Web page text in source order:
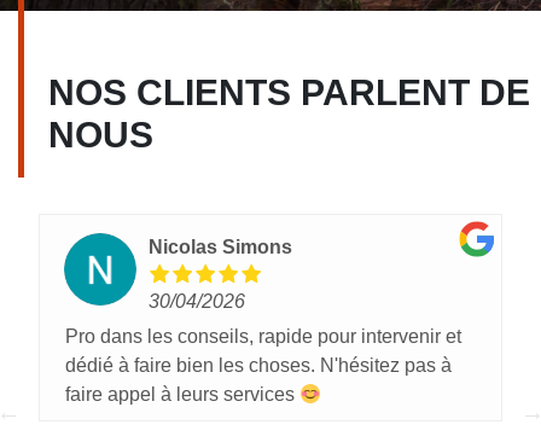
NOS CLIENTS PARLENT DE
NOUS
Nicolas Simons
30/04/2026
Pro dans les conseils, rapide pour intervenir et
dédié à faire bien les choses. N'hésitez pas à
faire appel à leurs services